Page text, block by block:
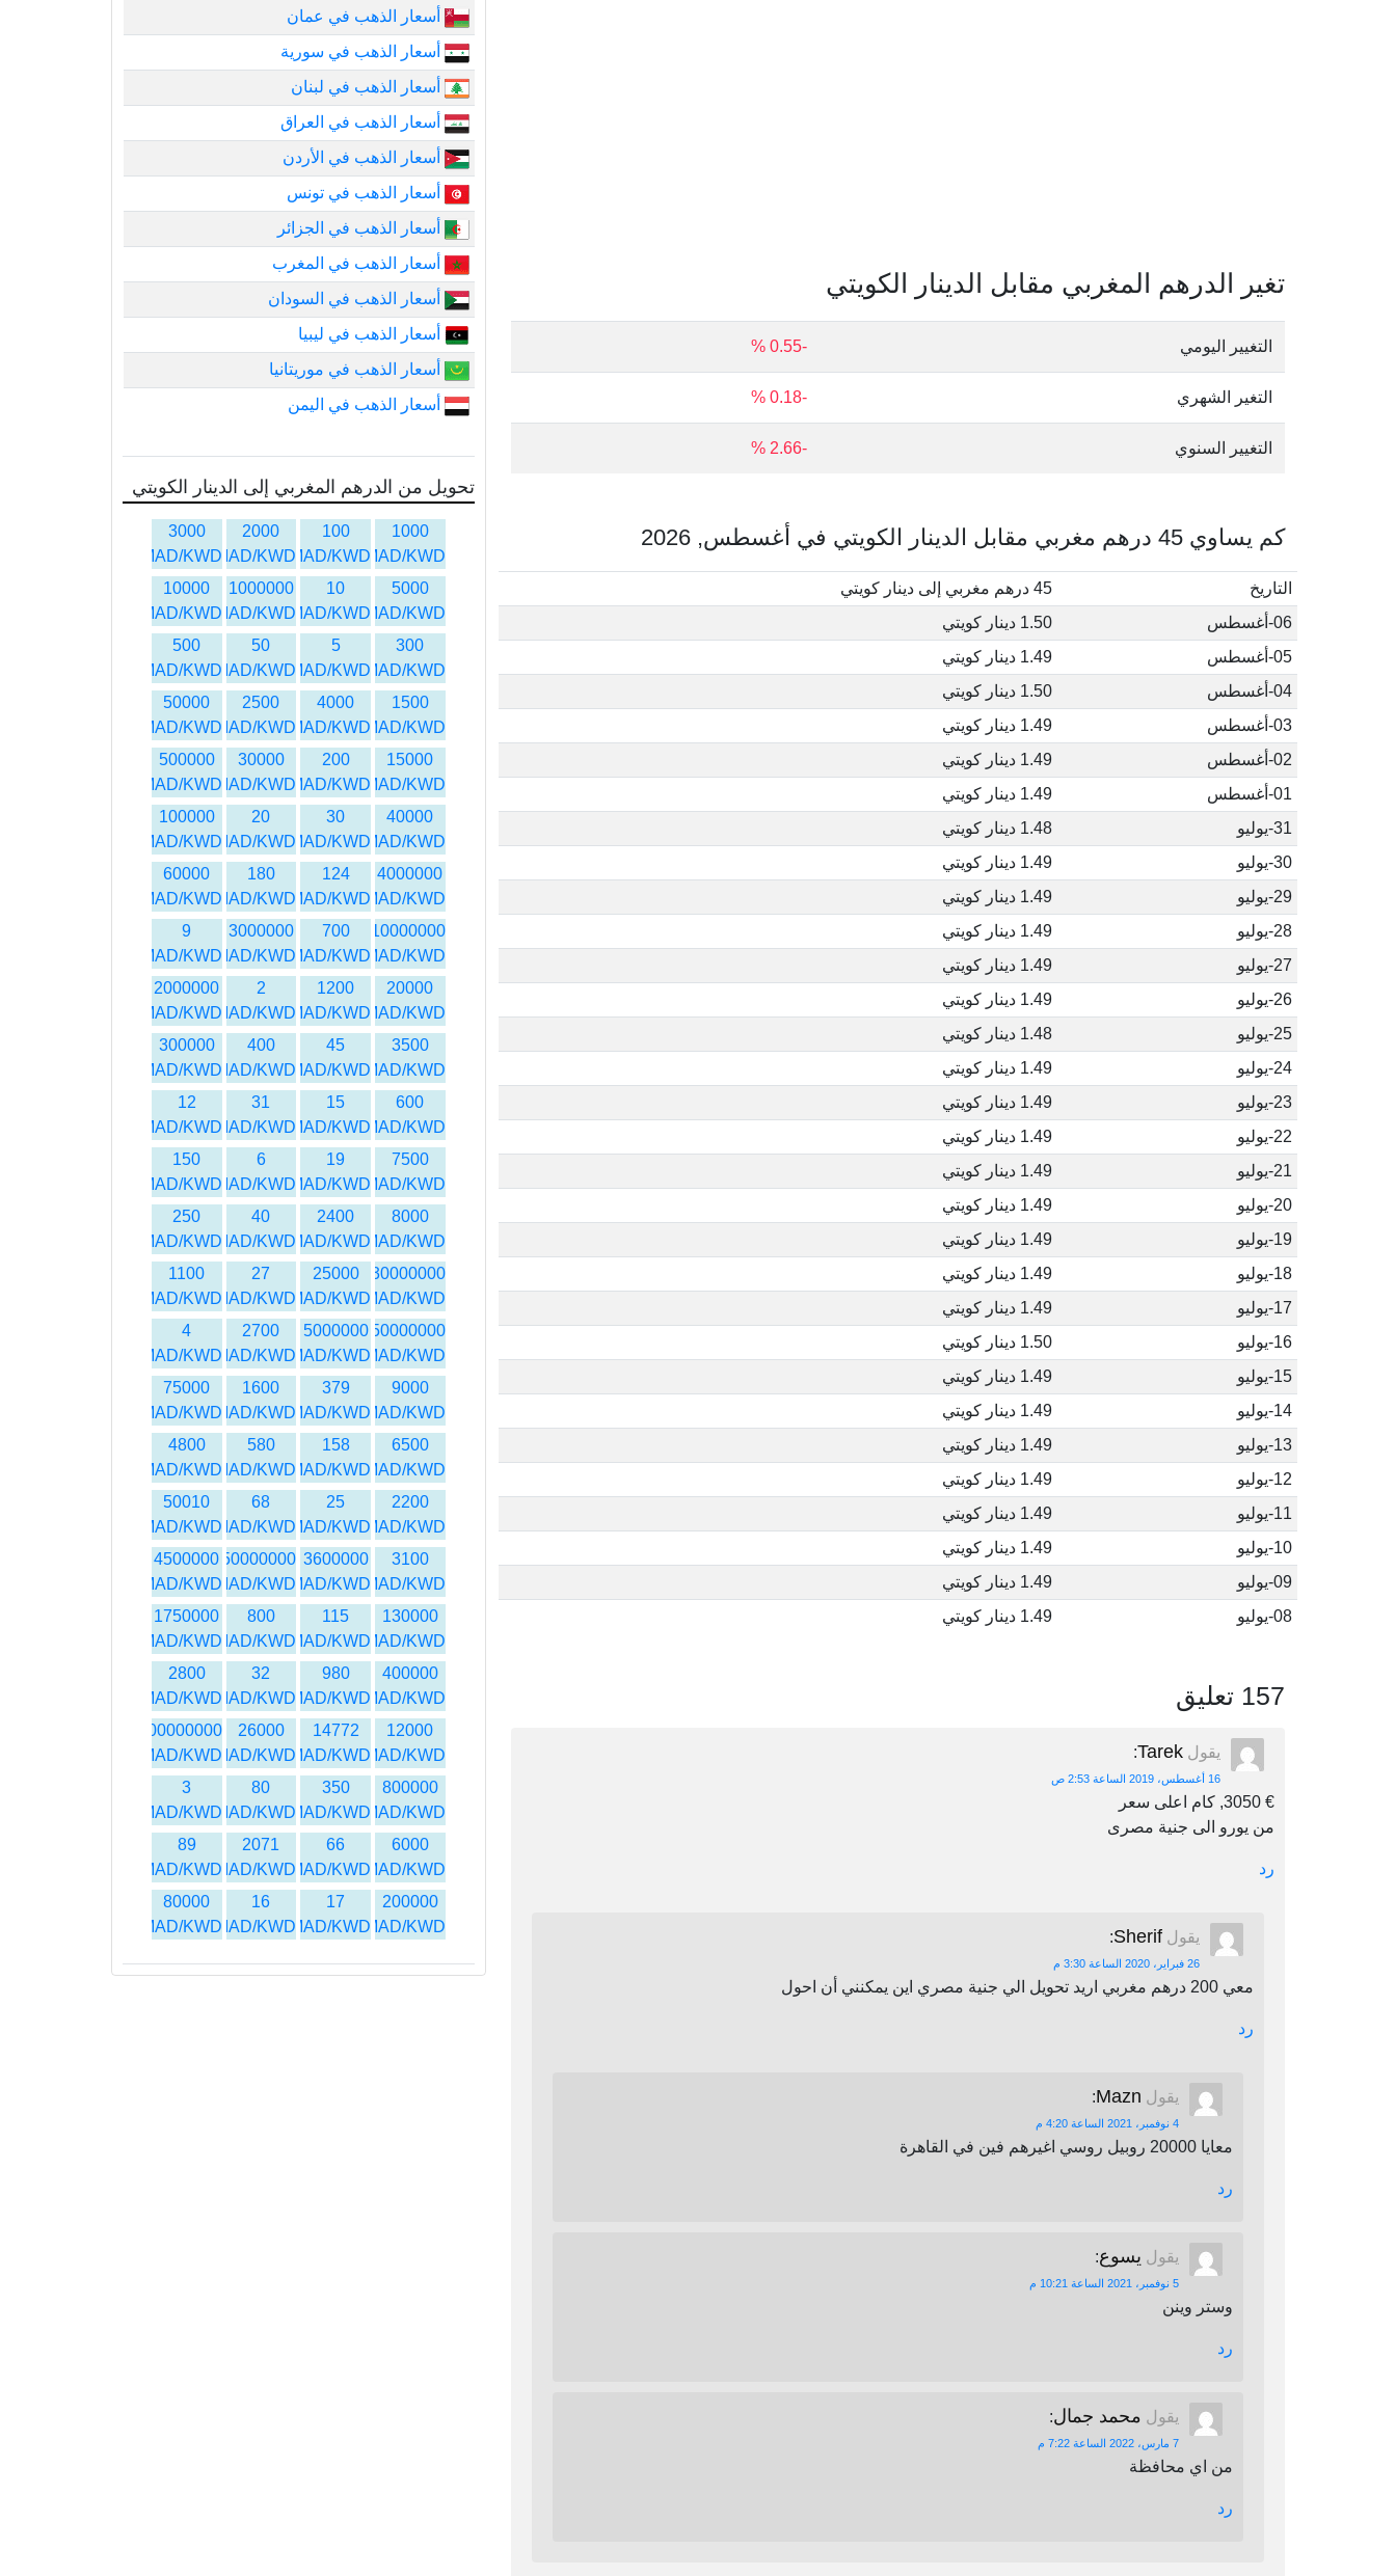
تغير الدرهم المغربي مقابل الدينار الكويتي
التغيير اليومي -0.55 %
التغير الشهري -0.18 %
التغيير السنوي -2.66 %
كم يساوي 45 درهم مغربي مقابل الدينار الكويتي في أغسطس, 2026
التاريخ
45 درهم مغربي إلى دينار كويتي
06-أغسطس
1.50 دينار كويتي
05-أغسطس
1.49 دينار كويتي
04-أغسطس
1.50 دينار كويتي
03-أغسطس
1.49 دينار كويتي
02-أغسطس
1.49 دينار كويتي
01-أغسطس
1.49 دينار كويتي
31-يوليو
1.48 دينار كويتي
30-يوليو
1.49 دينار كويتي
29-يوليو
1.49 دينار كويتي
28-يوليو
1.49 دينار كويتي
27-يوليو
1.49 دينار كويتي
26-يوليو
1.49 دينار كويتي
25-يوليو
1.48 دينار كويتي
24-يوليو
1.49 دينار كويتي
23-يوليو
1.49 دينار كويتي
22-يوليو
1.49 دينار كويتي
21-يوليو
1.49 دينار كويتي
20-يوليو
1.49 دينار كويتي
19-يوليو
1.49 دينار كويتي
18-يوليو
1.49 دينار كويتي
17-يوليو
1.49 دينار كويتي
16-يوليو
1.50 دينار كويتي
15-يوليو
1.49 دينار كويتي
14-يوليو
1.49 دينار كويتي
13-يوليو
1.49 دينار كويتي
12-يوليو
1.49 دينار كويتي
11-يوليو
1.49 دينار كويتي
10-يوليو
1.49 دينار كويتي
09-يوليو
1.49 دينار كويتي
08-يوليو
1.49 دينار كويتي
157 تعليق
يقول Tarek
:
16 أغسطس، 2019 الساعة 2:53 ص
€ 3050, كام اعلى سعر
من يورو الى جنية مصرى
رد
يقول Sherif
:
26 فبراير، 2020 الساعة 3:30 م
معي 200 درهم مغربي اريد تحويل الي جنية مصري اين يمكنني أن احول
رد
يقول Mazn
:
4 نوفمبر، 2021 الساعة 4:20 م
معايا 20000 روبيل روسي اغيرهم فين في القاهرة
رد
يقول يسوع:
5 نوفمبر، 2021 الساعة 10:21 م
وستر وينن
رد
يقول محمد جمال:
7 مارس، 2022 الساعة 7:22 م
من اي محافظة
رد
أسعار الذهب في عمان
أسعار الذهب في سورية
أسعار الذهب في لبنان
أسعار الذهب في العراق
أسعار الذهب في الأردن
أسعار الذهب في تونس
أسعار الذهب في الجزائر
أسعار الذهب في المغرب
أسعار الذهب في السودان
أسعار الذهب في ليبيا
أسعار الذهب في موريتانيا
أسعار الذهب في اليمن
تحويل من الدرهم المغربي إلى الدينار الكويتي
1000
MAD/KWD
100
MAD/KWD
2000
MAD/KWD
3000
MAD/KWD
5000
MAD/KWD
10
MAD/KWD
1000000
MAD/KWD
10000
MAD/KWD
300
MAD/KWD
5
MAD/KWD
50
MAD/KWD
500
MAD/KWD
1500
MAD/KWD
4000
MAD/KWD
2500
MAD/KWD
50000
MAD/KWD
15000
MAD/KWD
200
MAD/KWD
30000
MAD/KWD
500000
MAD/KWD
40000
MAD/KWD
30
MAD/KWD
20
MAD/KWD
100000
MAD/KWD
4000000
MAD/KWD
124
MAD/KWD
180
MAD/KWD
60000
MAD/KWD
10000000
MAD/KWD
700
MAD/KWD
3000000
MAD/KWD
9
MAD/KWD
20000
MAD/KWD
1200
MAD/KWD
2
MAD/KWD
2000000
MAD/KWD
3500
MAD/KWD
45
MAD/KWD
400
MAD/KWD
300000
MAD/KWD
600
MAD/KWD
15
MAD/KWD
31
MAD/KWD
12
MAD/KWD
7500
MAD/KWD
19
MAD/KWD
6
MAD/KWD
150
MAD/KWD
8000
MAD/KWD
2400
MAD/KWD
40
MAD/KWD
250
MAD/KWD
30000000
MAD/KWD
25000
MAD/KWD
27
MAD/KWD
1100
MAD/KWD
50000000
MAD/KWD
5000000
MAD/KWD
2700
MAD/KWD
4
MAD/KWD
9000
MAD/KWD
379
MAD/KWD
1600
MAD/KWD
75000
MAD/KWD
6500
MAD/KWD
158
MAD/KWD
580
MAD/KWD
4800
MAD/KWD
2200
MAD/KWD
25
MAD/KWD
68
MAD/KWD
50010
MAD/KWD
3100
MAD/KWD
3600000
MAD/KWD
450000000
MAD/KWD
4500000
MAD/KWD
130000
MAD/KWD
115
MAD/KWD
800
MAD/KWD
1750000
MAD/KWD
400000
MAD/KWD
980
MAD/KWD
32
MAD/KWD
2800
MAD/KWD
12000
MAD/KWD
14772
MAD/KWD
26000
MAD/KWD
500000000
MAD/KWD
800000
MAD/KWD
350
MAD/KWD
80
MAD/KWD
3
MAD/KWD
6000
MAD/KWD
66
MAD/KWD
2071
MAD/KWD
89
MAD/KWD
200000
MAD/KWD
17
MAD/KWD
16
MAD/KWD
80000
MAD/KWD